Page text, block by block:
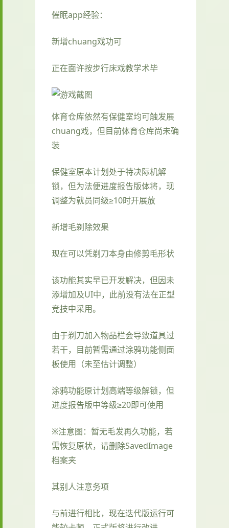
催眠app经验：
新增chuang戏功可
正在面许按步行床戏教学术毕
体育仓库依然有保健室均可触发展
chuang戏，但目前体育仓库尚未确
装
保健室原本计划处于特决际机解
锁，但为法便进度报告版体将，现
调整为就员同级≥10时开展放
新增毛剃除效果
现在可以凭剃刀本身由修剪毛形状
该功能其实早已开发解决，但因未
添增加及UI中，此前没有法在正型
竞技中采用。
由于剃刀加入物品栏会导致道具过
若干，目前暂需通过涂鸦功能侧面
板使用（未至估计调整）
涂鸦功能原计划高端等级解锁，但
进度报告版中等级≥20即可使用
※注意图：暂无毛发再久功能，若
需恢复原状，请删除SavedImage
档案夹
其别人注意务项
与前进行相比，现在迭代版运行可